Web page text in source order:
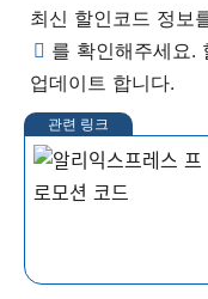
최신 할인코드 정보
를 확인해주세요.
업데이트 합니다.